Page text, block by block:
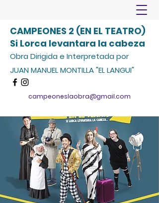
CAMPEONES 2 (EN EL TEATRO)
Si Lorca levantara la cabeza
Obra Dirigida e Interpretada por
JUAN MANUEL MONTILLA "EL LANGUI"
campeoneslaobra@gmail.com